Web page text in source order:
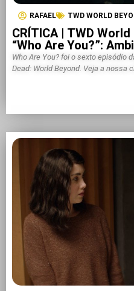
RAFAEL TWD WORLD
CRÍTICA | TWD
“Who Are You?”:
Who Are You? foi o sexto episódio
Dead: World Beyond. Veja a nossa